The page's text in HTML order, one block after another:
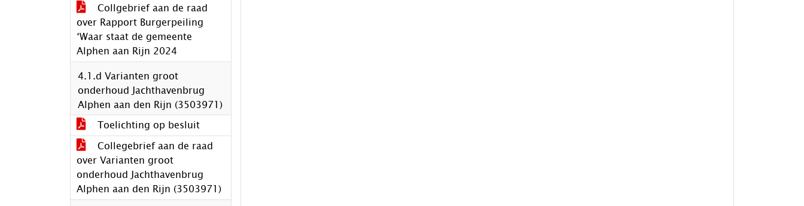
Collgebrief aan de raad
over Rapport Burgerpeiling
‘Waar staat de gemeente
Alphen aan Rijn 2024
4.1.d Varianten groot
onderhoud Jachthavenbrug
Alphen aan den Rijn (3503971)
Toelichting op besluit
Collegebrief aan de raad
over Varianten groot
onderhoud Jachthavenbrug
Alphen aan den Rijn (3503971)